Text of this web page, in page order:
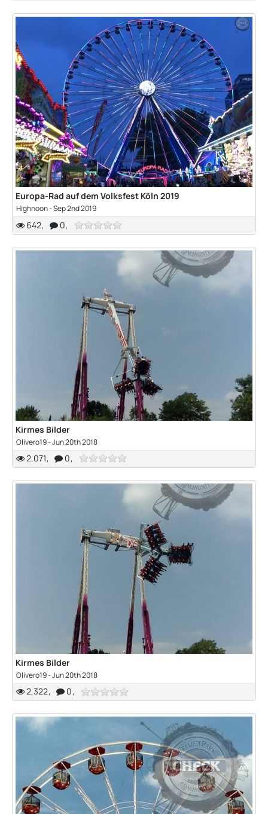
Europa-Rad auf dem Volksfest Köln 2019
Highnoon-Sep 2nd 2019
642 0
Kirmes Bilder
Olivero19 -Jun 20th 2018
2,071 0
Kirmes Bilder
Olivero19 -Jun 20th 2018
2,322 0